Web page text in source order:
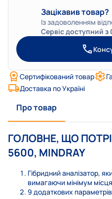
Зацікавив товар?
Із задоволенням
Сервіс доступний
Сертифікований товар
Доставка по Україні
Про товар
ГОЛОВНЕ, ЩО
5600, MINDRAY
Гібридний аналізатор,
вимагаючи мінімум
9 додаткових